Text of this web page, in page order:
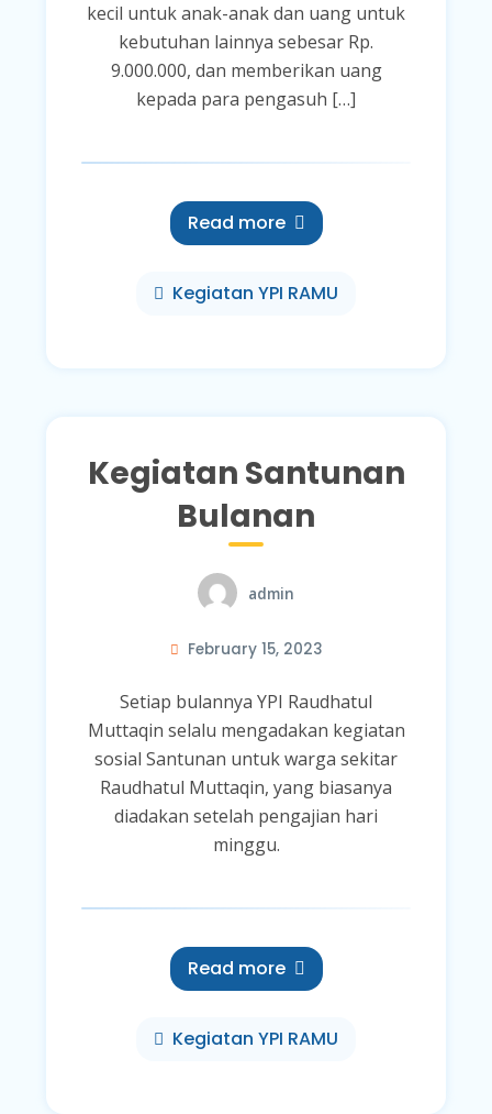
kecil untuk anak-anak dan uang untuk
kebutuhan lainnya sebesar Rp.
9.000.000, dan memberikan uang
kepada para pengasuh […]
Read more
Kegiatan YPI RAMU
Kegiatan Santunan
Bulanan
admin
February 15, 2023
Setiap bulannya YPI Raudhatul
Muttaqin selalu mengadakan kegiatan
sosial Santunan untuk warga sekitar
Raudhatul Muttaqin, yang biasanya
diadakan setelah pengajian hari
minggu.
Read more
Kegiatan YPI RAMU